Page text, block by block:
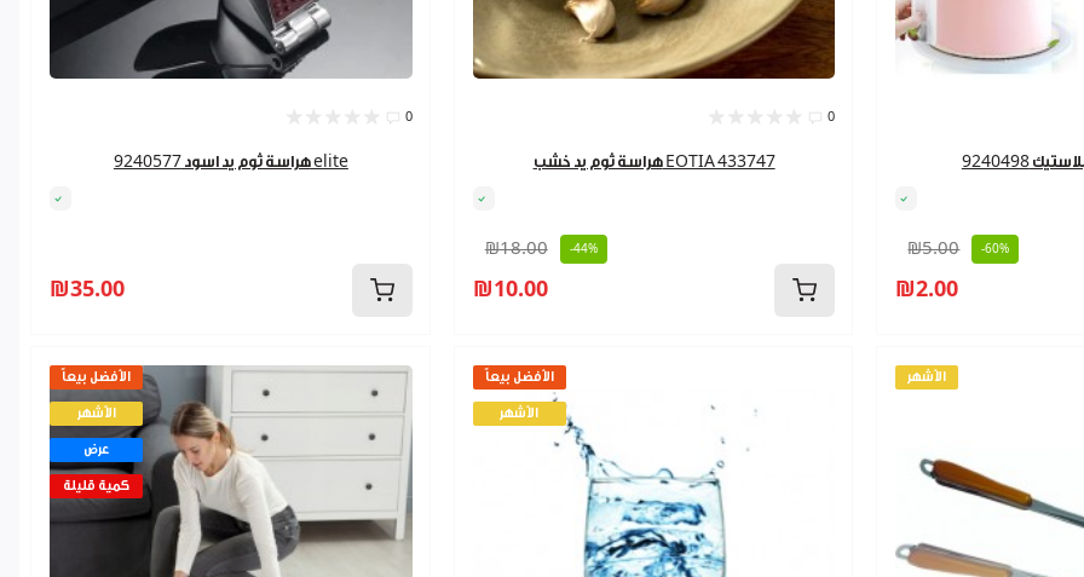
0
هراسة ثوم يد اسود 9240577 elite
₪35.00
0
هراسة ثوم يد خشب EOTIA 433747
₪18.00 -44%
₪10.00
₪5.00 -60%
₪2.00
الأفضل بيعاً
الأشهر
عرض
كمية قليلة
الأفضل بيعاً
الأشهر
الأشهر